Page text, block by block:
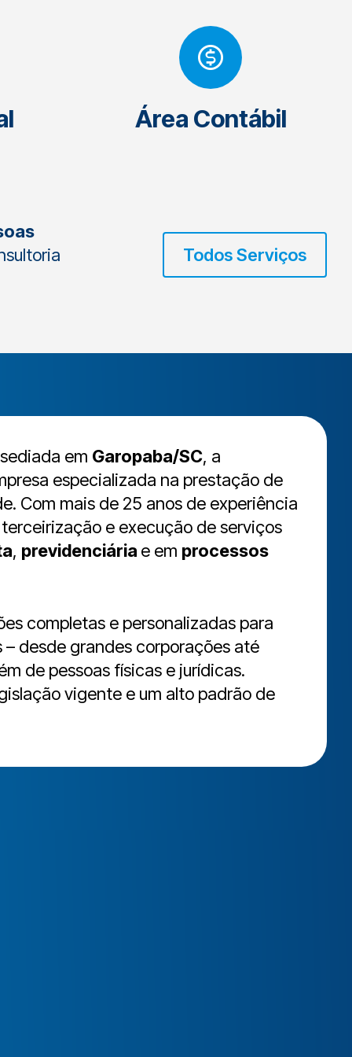
Área Contábil
Todos Serviços
em Garopaba/SC, a
especializada na prestação de
Com mais de 25 anos de experiência
e execução de serviços
, previdenciária e em processos
completas e personalizadas para
desde grandes corporações até
de pessoas físicas e jurídicas.
vigente e um alto padrão de